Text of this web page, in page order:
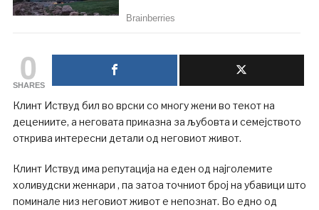
0
SHARES
Клинт Иствуд бил во врски со многу жени во текот на
децениите, а неговата приказна за љубовта и семејството
открива интересни детали од неговиот живот.
Клинт Иствуд има репутација на еден од најголемите
холивудски женкари , па затоа точниот број на убавици што
поминале низ неговиот живот е непознат. Во едно од